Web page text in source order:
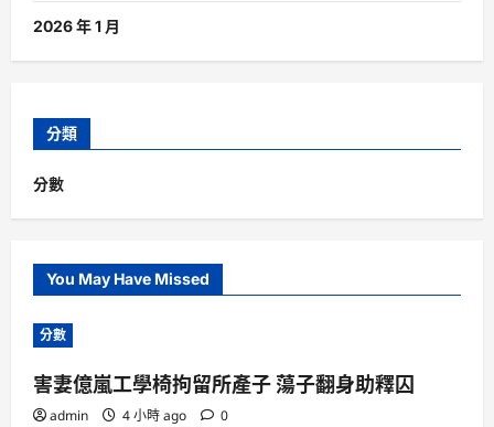
2026 年 1 月
分類
分數
You May Have Missed
分數
害妻億嵐工學椅拘留所產子 蕩子翻身助釋囚
admin 4 小時 ago 0